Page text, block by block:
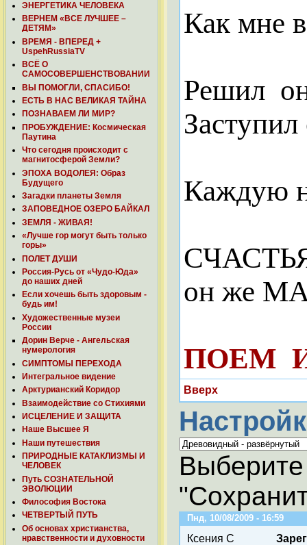
ЭНЕРГЕТИКА ЧЕЛОВЕКА
ВЕРНЕМ «ВСЕ ЛУЧШЕЕ –
ДЕТЯМ»
ВРЕМЯ - ВПЕРЕД +
UspehRussiaTV
ВСЁ О
САМОСОВЕРШЕНСТВОВАНИИ
ВЫ ПОМОГЛИ, СПАСИБО!
ЕСТЬ В НАС ВЕЛИКАЯ ТАЙНА
ПОЗНАВАЕМ ЛИ МИР?
ПРОБУЖДЕНИЕ: Космическая
Паутина
Что сегодня происходит с
магнитосферой Земли?
ЭПОХА ВОДОЛЕЯ: Образ
Будущего
Загадки планеты Земля
ЗАПОВЕДНОЕ ОЗЕРО БАЙКАЛ
ЗЕМЛЯ - ЖИВАЯ!
«Лучше гор могут быть только
горы»
ПОЛЕТ ДУШИ
Россия-Русь от «Чудо-Юда»
до наших дней
Если хочешь быть здоровым -
будь им!
Художественные музеи
России
Дорин Верче - Ангельская
нумерология
СИМПТОМЫ ПЕРЕХОДА
Интегральное видение
Арктурианский Коридор
Взаимодействие со Стихиями
ИСЦЕЛЕНИЕ И ЗАЩИТА
Наше Высшее Я
Наши путешествия
ПРИРОДНЫЕ КАТАКЛИЗМЫ И
ЧЕЛОВЕК
Путь СОЗНАТЕЛЬНОЙ
ЭВОЛЮЦИИ
Философия Востока
ЧЕТВЕРТЫЙ ПУТЬ
Об основах христианства,
нравственности и духовности
Как мне
Решил
Каждую
он же
ПОЕМ
Вверх
Пнд, 10/08/2009 - 16:59
Ксения С